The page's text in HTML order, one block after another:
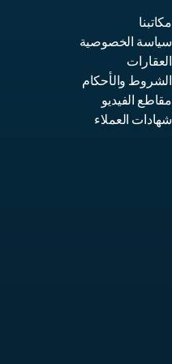
مكاتبنا
سياسة الخصوصية
العقارات
الشروط والأحكام
مقاطع الفيديو
شهادات العملاء